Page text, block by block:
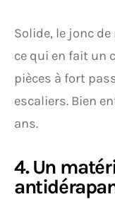
Solide, le jonc
ce qui en fait un
pièces à fort
escaliers. Bien
ans.
4. Un